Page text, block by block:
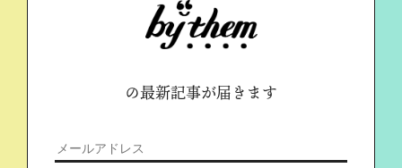
の最新記事が届きます